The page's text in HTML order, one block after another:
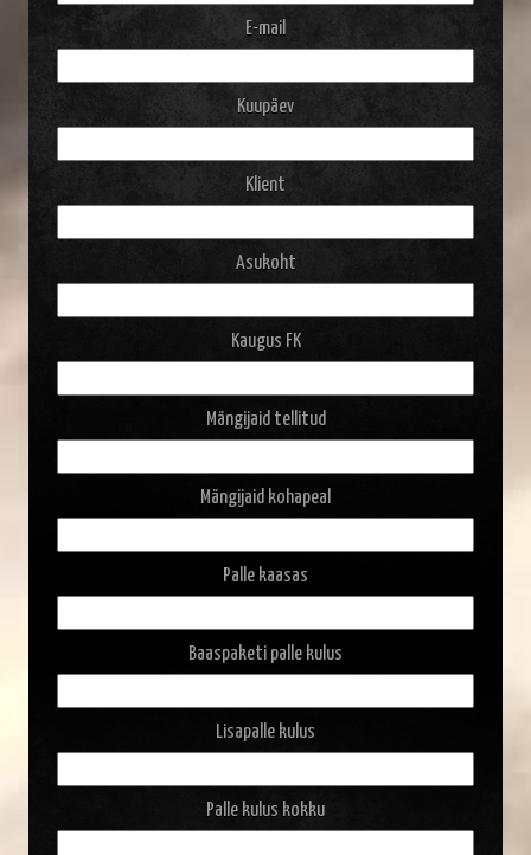
E-mail
Kuupäev
Klient
Asukoht
Kaugus FK
Mängijaid tellitud
Mängijaid kohapeal
Palle kaasas
Baaspaketi palle kulus
Lisapalle kulus
Palle kulus kokku